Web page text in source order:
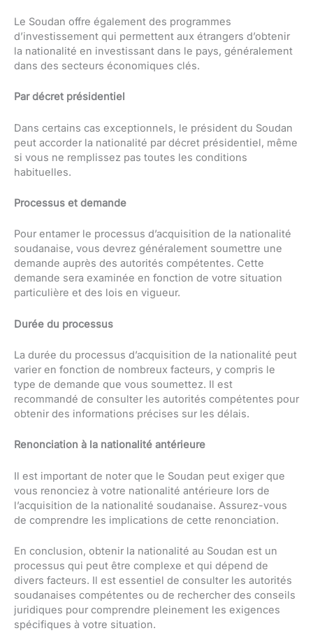
Le Soudan offre également des programmes
d’investissement qui permettent aux étrangers d’obtenir
la nationalité en investissant dans le pays, généralement
dans des secteurs économiques clés.
Par décret présidentiel
Dans certains cas exceptionnels, le président du Soudan
peut accorder la nationalité par décret présidentiel, même
si vous ne remplissez pas toutes les conditions
habituelles.
Processus et demande
Pour entamer le processus d’acquisition de la nationalité
soudanaise, vous devrez généralement soumettre une
demande auprès des autorités compétentes. Cette
demande sera examinée en fonction de votre situation
particulière et des lois en vigueur.
Durée du processus
La durée du processus d’acquisition de la nationalité peut
varier en fonction de nombreux facteurs, y compris le
type de demande que vous soumettez. Il est
recommandé de consulter les autorités compétentes pour
obtenir des informations précises sur les délais.
Renonciation à la nationalité antérieure
Il est important de noter que le Soudan peut exiger que
vous renonciez à votre nationalité antérieure lors de
l’acquisition de la nationalité soudanaise. Assurez-vous
de comprendre les implications de cette renonciation.
En conclusion, obtenir la nationalité au Soudan est un
processus qui peut être complexe et qui dépend de
divers facteurs. Il est essentiel de consulter les autorités
soudanaises compétentes ou de rechercher des conseils
juridiques pour comprendre pleinement les exigences
spécifiques à votre situation.